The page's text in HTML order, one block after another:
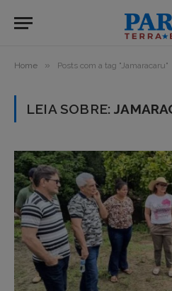
Home » Posts com a tag "Jamaracaru"
LEIA SOBRE: